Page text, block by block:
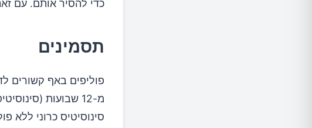
כדי להסיר אותם. עם
תסמינים
פוליפים באף קשורים
מ-12 שבועות
סינוסיטיס כרוני ללא